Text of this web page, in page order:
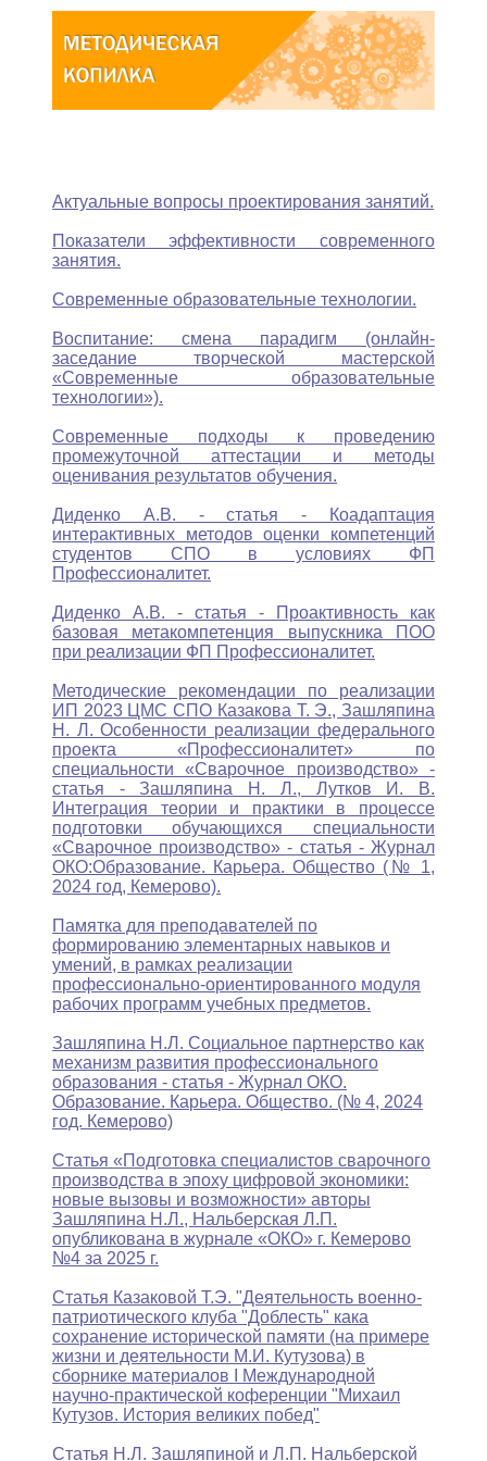
Актуальные вопросы проектирования занятий.
Показатели эффективности современного
занятия.
Современные образовательные технологии.
Воспитание: смена парадигм (онлайн-
заседание творческой мастерской
«Современные образовательные
технологии»).
Современные подходы к проведению
промежуточной аттестации и методы
оценивания результатов обучения.
Диденко А.В. - статья - Коадаптация
интерактивных методов оценки компетенций
студентов СПО в условиях ФП
Профессионалитет.
Диденко А.В. - статья - Проактивность как
базовая метакомпетенция выпускника ПОО
при реализации ФП Профессионалитет.
Методические рекомендации по реализации
ИП 2023 ЦМС СПО Казакова Т. Э., Зашляпина
Н. Л. Особенности реализации федерального
проекта «Профессионалитет» по
специальности «Сварочное производство» -
статья - Зашляпина Н. Л., Лутков И. В.
Интеграция теории и практики в процессе
подготовки обучающихся специальности
«Сварочное производство» - статья - Журнал
ОКО:Образование. Карьера. Общество (№ 1,
2024 год, Кемерово).
Памятка для преподавателей по
формированию элементарных навыков и
умений, в рамках реализации
профессионально-ориентированного модуля
рабочих программ учебных предметов.
Зашляпина Н.Л. Социальное партнерство как
механизм развития профессионального
образования - статья - Журнал ОКО.
Образование. Карьера. Общество. (№ 4, 2024
год. Кемерово)
Статья «Подготовка специалистов сварочного
производства в эпоху цифровой экономики:
новые вызовы и возможности» авторы
Зашляпина Н.Л., Нальберская Л.П.
опубликована в журнале «ОКО» г. Кемерово
№4 за 2025 г.
Статья Казаковой Т.Э. "Деятельность военно-
патриотического клуба "Доблесть" кака
сохранение исторической памяти (на примере
жизни и деятельности М.И. Кутузова) в
сборнике материалов I Международной
научно-практической коференции "Михаил
Кутузов. История великих побед"
Статья Н.Л. Зашляпиной и Л.П. Нальберской